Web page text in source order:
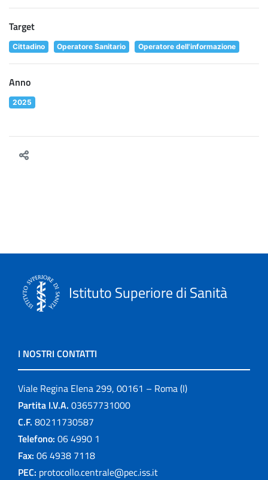
Target
Cittadino Operatore Sanitario Operatore dell'informazione
Anno
2025
Istituto Superiore di Sanità
I NOSTRI CONTATTI
Viale Regina Elena 299, 00161 – Roma (I)
Partita I.V.A. 03657731000
C.F. 80211730587
Telefono: 06 4990 1
Fax: 06 4938 7118
PEC: protocollo.centrale@pec.iss.it